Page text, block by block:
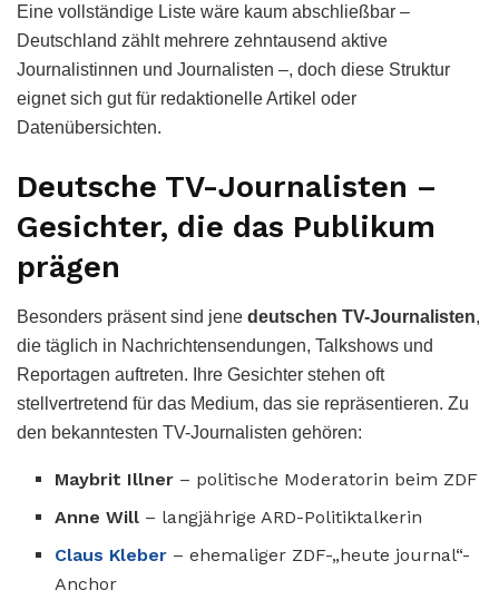
Eine vollständige Liste wäre kaum abschließbar –
Deutschland zählt mehrere zehntausend aktive
Journalistinnen und Journalisten –, doch diese Struktur
eignet sich gut für redaktionelle Artikel oder
Datenübersichten.
Deutsche TV-Journalisten –
Gesichter, die das Publikum
prägen
Besonders präsent sind jene deutschen TV-Journalisten,
die täglich in Nachrichtensendungen, Talkshows und
Reportagen auftreten. Ihre Gesichter stehen oft
stellvertretend für das Medium, das sie repräsentieren. Zu
den bekanntesten TV-Journalisten gehören:
Maybrit Illner – politische Moderatorin beim ZDF
Anne Will – langjährige ARD-Politiktalkerin
Claus Kleber – ehemaliger ZDF-„heute journal“-
Anchor